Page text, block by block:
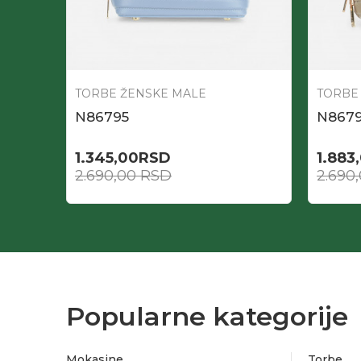
TORBE ŽENSKE MALE
N86795
1.345,00RSD
2.690,00RSD
Popularne kategorije